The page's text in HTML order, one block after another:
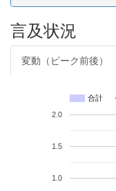
言及状況
変動（ピーク前後）
合計
1.0
1.5
2.0